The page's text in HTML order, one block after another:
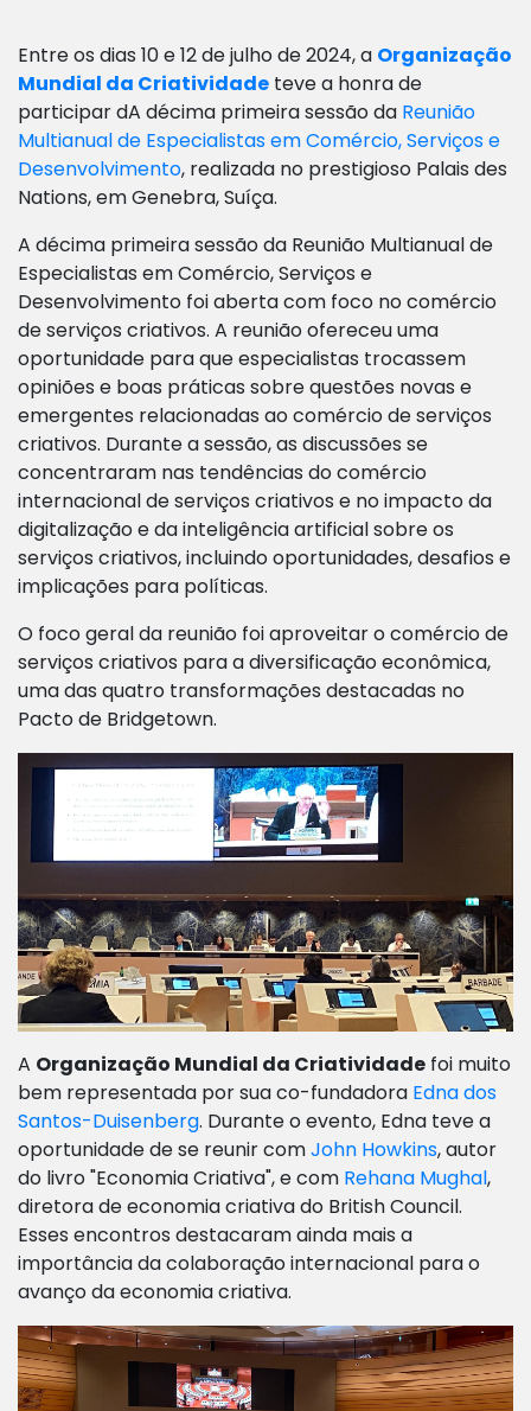
Entre os dias 10 e 12 de julho de 2024, a Organização
Mundial da Criatividade teve a honra de
participar dA décima primeira sessão da Reunião
Multianual de Especialistas em Comércio, Serviços e
Desenvolvimento, realizada no prestigioso Palais des
Nations, em Genebra, Suíça.
A décima primeira sessão da Reunião Multianual de
Especialistas em Comércio, Serviços e
Desenvolvimento foi aberta com foco no comércio
de serviços criativos. A reunião ofereceu uma
oportunidade para que especialistas trocassem
opiniões e boas práticas sobre questões novas e
emergentes relacionadas ao comércio de serviços
criativos. Durante a sessão, as discussões se
concentraram nas tendências do comércio
internacional de serviços criativos e no impacto da
digitalização e da inteligência artificial sobre os
serviços criativos, incluindo oportunidades, desafios e
implicações para políticas.
O foco geral da reunião foi aproveitar o comércio de
serviços criativos para a diversificação econômica,
uma das quatro transformações destacadas no
Pacto de Bridgetown.
A Organização Mundial da Criatividade foi muito
bem representada por sua co-fundadora Edna dos
Santos-Duisenberg. Durante o evento, Edna teve a
oportunidade de se reunir comJohn Howkins, autor
do livro "Economia Criativa", e com Rehana Mughal,
diretora de economia criativa do British Council.
Esses encontros destacaram ainda mais a
importância da colaboração internacional para o
avanço da economia criativa.